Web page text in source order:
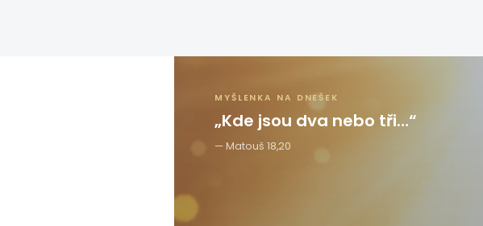
MYŠLENKA NA DNEŠEK
„Kde jsou dva nebo tři…“
Matouš 18,20